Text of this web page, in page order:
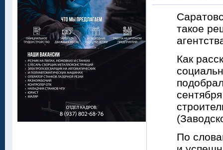
такое
Как
По